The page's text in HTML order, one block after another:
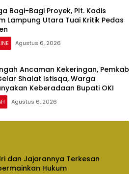
Bagi-Bagi Proyek, Plt. Kadis
Lampung Utara Tuai Kritik Pedas
Agustus 6, 2026
Ancaman Kekeringan, Pemkab
Shalat Istisqa, Warga
Keberadaan Bupati OKI
Agustus 6, 2026
dan Jajarannya Terkesan
Hukum